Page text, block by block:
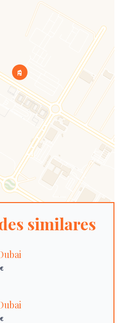
similares